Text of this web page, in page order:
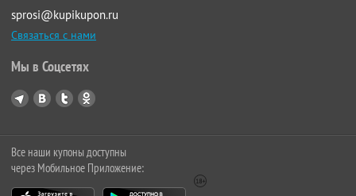
sprosi@kupikupon.ru
Связаться с нами
Мы в Соцсетях
Все наши купоны доступны
через Мобильное Приложение: